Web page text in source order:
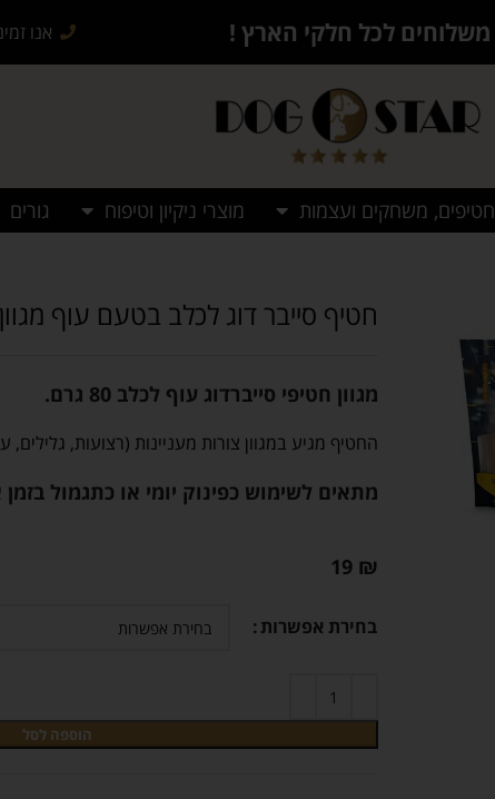
משלוחים לכל חלקי הארץ ! אנו זמינים
חטיפים, משחקים ועצמות מוצרי ניקיון וטיפוח גורים
חטיף סייבר דוג לכלב בטעם עוף מגוון
מגוון חטיפי סייברדוג עוף לכלב 80 גרם.
החטיף מגיע במגוון צורות מעניינות (רצועות, גלילים,
מתאים לשימוש כפינוק יומי או כתגמול בזמן
19 ₪
בחירת אפשרות
הוספה לסל